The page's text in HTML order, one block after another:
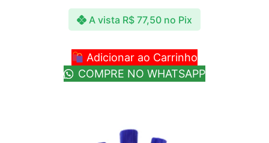
A vista R$ 77,50 no Pix
Adicionar ao Carrinho
COMPRE NO WHATSAPP